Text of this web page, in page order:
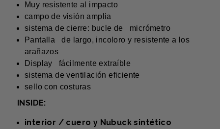
Muy resistente al impacto
campo de visión amplia
sistema de cierre: bucle de micrómetro
Pantalla de largo, incoloro y resistente a los
arañazos
Display fácilmente extraíble
sistema de ventilación eficiente
sello con costuras
INSIDE:
interior / cuero y Nubuck sintético